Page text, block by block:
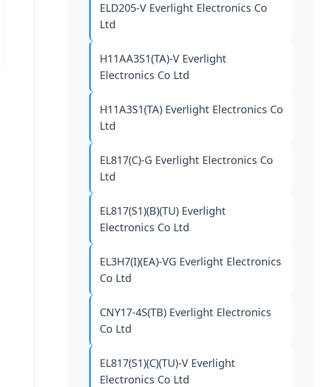
ELD205-V Everlight Electronics Co
Ltd
H11AA3S1(TA)-V Everlight
Electronics Co Ltd
H11A3S1(TA) Everlight Electronics Co
Ltd
EL817(C)-G Everlight Electronics Co
Ltd
EL817(S1)(B)(TU) Everlight
Electronics Co Ltd
EL3H7(I)(EA)-VG Everlight Electronics
Co Ltd
CNY17-4S(TB) Everlight Electronics
Co Ltd
EL817(S1)(C)(TU)-V Everlight
Electronics Co Ltd